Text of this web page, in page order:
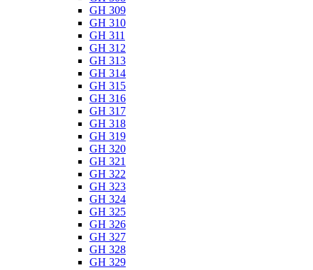
GH 309
GH 310
GH 311
GH 312
GH 313
GH 314
GH 315
GH 316
GH 317
GH 318
GH 319
GH 320
GH 321
GH 322
GH 323
GH 324
GH 325
GH 326
GH 327
GH 328
GH 329